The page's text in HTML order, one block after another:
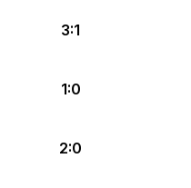
3:1
1:0
2:0